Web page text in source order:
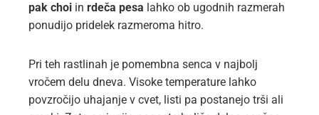
pak choi in rdeča pesa lahko ob ugodnih razmerah
ponudijo pridelek razmeroma hitro.
Pri teh rastlinah je pomembna senca v najbolj
vročem delu dneva. Visoke temperature lahko
povzročijo uhajanje v cvet, listi pa postanejo trši ali